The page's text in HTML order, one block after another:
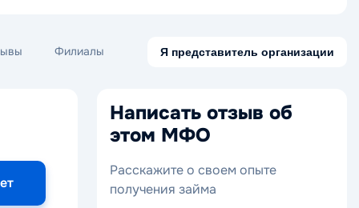
Филиалы Я представитель организации
Написать отзыв об
этом МФО
Расскажите о своем опыте
получения займа